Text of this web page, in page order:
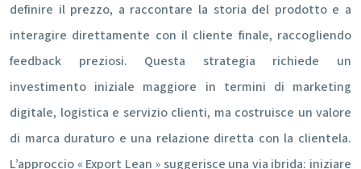
definire il prezzo, a raccontare la storia del prodotto e a
interagire direttamente con il cliente finale, raccogliendo
feedback preziosi. Questa strategia richiede un
investimento iniziale maggiore in termini di marketing
digitale, logistica e servizio clienti, ma costruisce un valore
di marca duraturo e una relazione diretta con la clientela.
L’approccio « Export Lean » suggerisce una via ibrida: iniziare